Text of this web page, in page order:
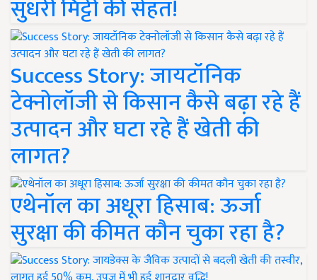
सुधरी मिट्टी की सेहत!
Success Story: जायटॉनिक
टेक्नोलॉजी से किसान कैसे बढ़ा रहे हैं
उत्पादन और घटा रहे हैं खेती की
लागत?
एथेनॉल का अधूरा हिसाब: ऊर्जा
सुरक्षा की कीमत कौन चुका रहा है?